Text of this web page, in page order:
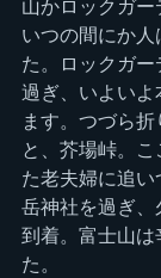
山かロックガー
いつの間にか
た。ロックガ
過ぎ、いよいよ
ます。つづら
と、芥場峠。
た老夫婦に追
岳神社を過ぎ、
到着。富士山
た。